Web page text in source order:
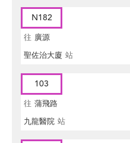
N182
往 廣源
聖佐治大廈 站
103
往 蒲飛路
九龍醫院 站